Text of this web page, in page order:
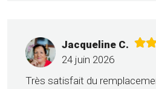
Jacqueline C.
24 juin 2026
Très satisfait du